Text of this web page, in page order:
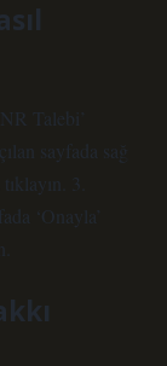
Talebi’
sayfada sağ
3.
‘Onayla’